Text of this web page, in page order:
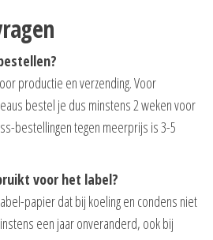
productie en verzending. Voor
bestel je dus minstens 2 weken voor
bestellingen tegen meerprijs is 3-5
voor het label?
papier dat bij koeling en condens niet
een jaar onveranderd, ook bij